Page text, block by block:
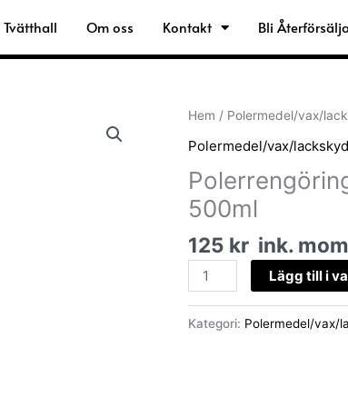
Tvätthall Om oss Kontakt Bli
Hem / Polermedel/vax/
Polermedel/vax/
500ml
125 kr ink.
Polerrengöring
Clean
IPA+
CC55.
500ml
mängd
Lägg till i
Kategori: Polermedel/vax/